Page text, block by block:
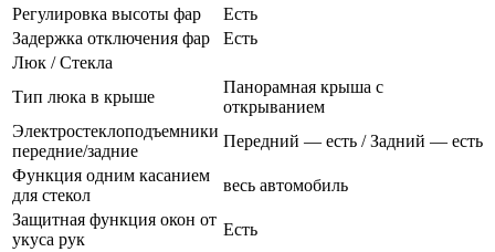
Регулировка высоты фар
Есть
Задержка отключения фар
Есть
Люк / Стекла
Тип люка в крыше
Панорамная крыша с
открыванием
Электростеклоподъемники
передние/задние
Передний — есть / Задний — есть
Функция одним касанием
для стекол
весь автомобиль
Защитная функция окон от
укуса рук
Есть